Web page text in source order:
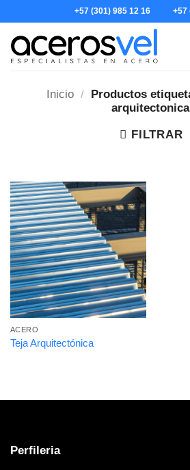
to
content
+57 (301) 985 12 16 +57
Inicio / Productos
FILTRAR
ACERO
Teja Arquitectónica
Perfileria